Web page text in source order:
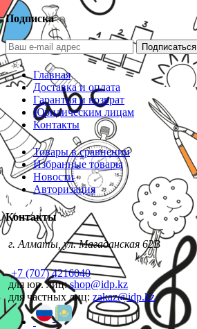
Подписка
Подписаться
Главная
Доставка и оплата
Гарантия и возврат
Юридическим лицам
Контакты
Товары в сравнении
Избранные товары
Новости
Авторизация
Контакты
г. Алматы, ул. Магаданская 62В
+7 (707) 4216040
для юр. лиц:shop@idp.kz
для частных лиц: zakaz@idp.kz